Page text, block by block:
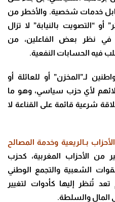
خدمات شخصية. والأخطر من
أو “التصويت بالنيابة” لا تزال
في نظر بعض الفاعلين، من
فيه الحسابات النفعية.
لـ”المخزن” أو للعائلة أو
لأي حزب سياسي، وهو ما
شرعية قائمة على القناعة لا
بـالريعية وخدمة المصالح
من الأحزاب المغربية، كحزب
الشعبية والتجمع الوطني
تعد تُنظر إليها كأدوات لتغيير
المال والسلطة.